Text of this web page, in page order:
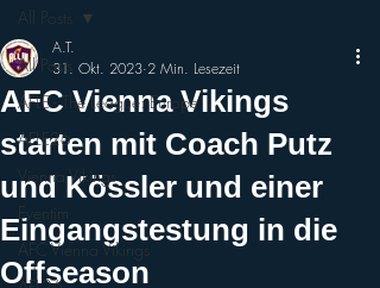
All Posts
AFLE - The League: Europe
AFLE26
Vienna Vikings
Eventim
AFC Vienna Vikings
All Posts
AFC Vienna Vikings
starten mit Coach Putz
und Kössler und einer
Eingangstestung in die
Offseason
A.T.
31. Okt. 2023 2 Min. Lesezeit